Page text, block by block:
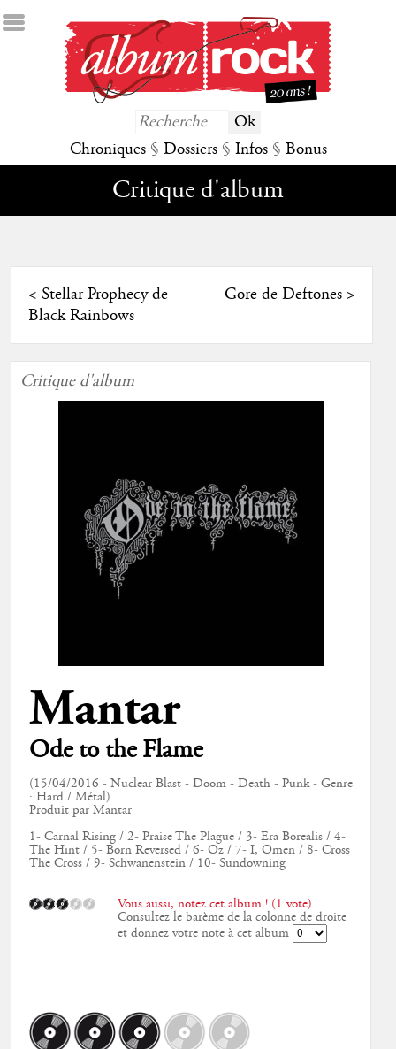
Chroniques § Dossiers § Infos § Bonus
Critique d'album
< Stellar Prophecy de
Black Rainbows
Gore de Deftones>
Critique d'album
Mantar
Ode to the Flame
(15/04/2016 - Nuclear Blast - Doom - Death - Punk - Genre
: Hard / Métal)
Produit par Mantar
1- Carnal Rising / 2- Praise The Plague / 3- Era Borealis / 4-
The Hint / 5- Born Reversed / 6- Oz / 7- I, Omen / 8- Cross
The Cross / 9- Schwanenstein / 10- Sundowning
Vous aussi, notez cet album ! (1 vote)
Consultez le barème de la colonne de droite
et donnez votre note à cet album